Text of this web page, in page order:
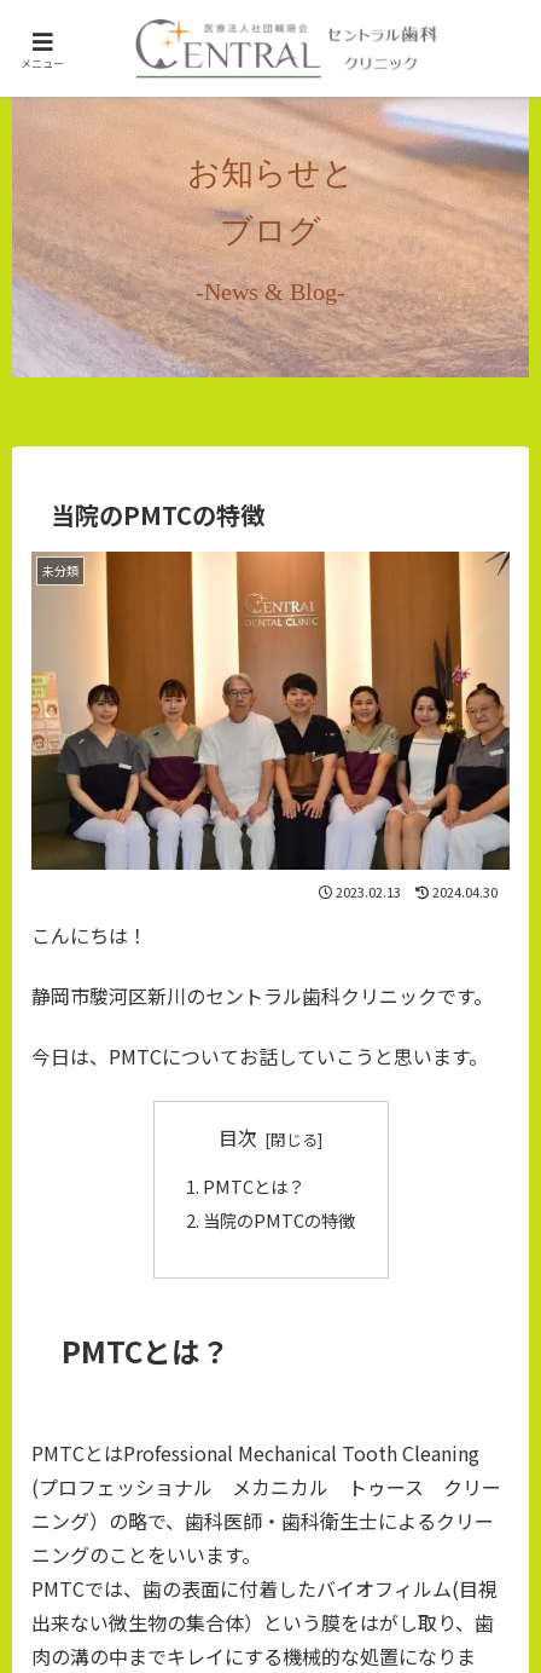
お知らせと
ブログ
-News & Blog-
ホーム
未分類
当院のPMTCの特徴
未分類
2023.02.13 2024.04.30
こんにちは！
静岡市駿河区新川のセントラル歯科クリニックです。
今日は、PMTCについてお話していこうと思います。
目次
PMTCとは？
当院のPMTCの特徴
PMTCとは？
PMTCとはProfessional Mechanical Tooth Cleaning
(プロフェッショナル メカニカル トゥース クリー
ニング）の略で、歯科医師・歯科衛生士によるクリー
ニングのことをいいます。
PMTCでは、歯の表面に付着したバイオフィルム(目視
出来ない微生物の集合体）という膜をはがし取り、歯
肉の溝の中までキレイにする機械的な処置になりま
メニュー